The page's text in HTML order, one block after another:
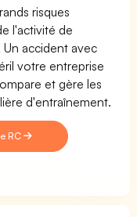
risques
l'activité de
accident avec
votre entreprise
et gère les
d'entraînement.
RC